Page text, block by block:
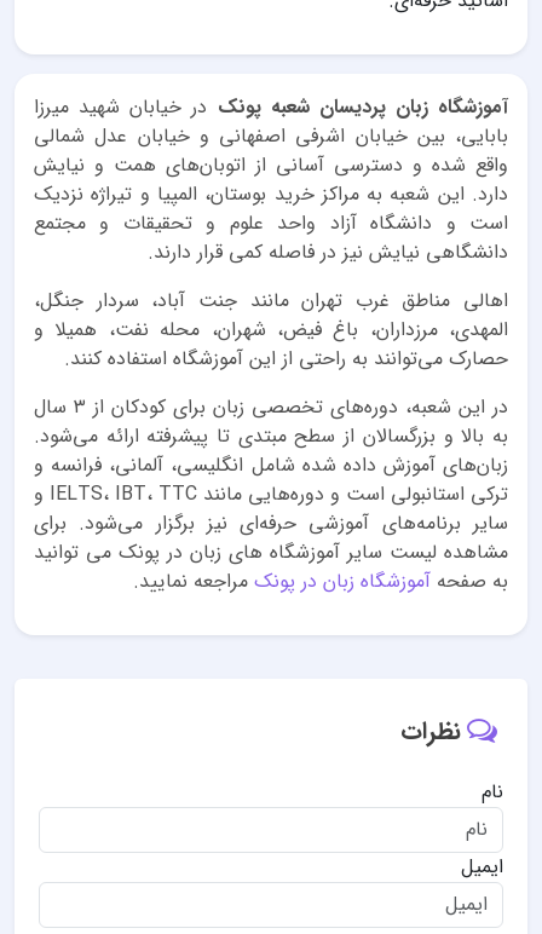
آموزشگاه زبان پردیسان شعبه پونک در خیابان شهید میرزا
بابایی، بین خیابان اشرفی اصفهانی و خیابان عدل شمالی
واقع شده و دسترسی آسانی از اتوبان‌های همت و نیایش
دارد. این شعبه به مراکز خرید بوستان، المپیا و تیراژه نزدیک
است و دانشگاه آزاد واحد علوم و تحقیقات و مجتمع
دانشگاهی نیایش نیز در فاصله کمی قرار دارند.
اهالی مناطق غرب تهران مانند جنت آباد، سردار جنگل،
المهدی، مرزداران، باغ فیض، شهران، محله نفت، همیلا و
حصارک می‌توانند به راحتی از این آموزشگاه استفاده کنند.
در این شعبه، دوره‌های تخصصی زبان برای کودکان از ۳ سال
به بالا و بزرگسالان از سطح مبتدی تا پیشرفته ارائه می‌شود.
زبان‌های آموزش داده شده شامل انگلیسی، آلمانی، فرانسه و
ترکی استانبولی است و دوره‌هایی مانند IELTS، IBT، TTC و
سایر برنامه‌های آموزشی حرفه‌ای نیز برگزار می‌شود. برای
مشاهده لیست سایر آموزشگاه های زبان در پونک می توانید
به صفحه آموزشگاه زبان در پونک مراجعه نمایید.
نظرات
نام
ایمیل